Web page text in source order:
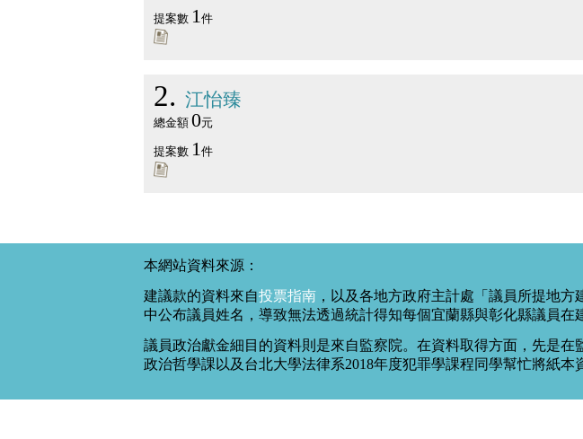
提案數 1件
2 江怡臻
總金額0元
提案數 1件
本網站資料來源：
建議款的資料來自投票指南 ，以及各地方政府主計處「議員所提地
中公布議員姓名，導致無法透過統計得知每個宜蘭縣與彰化縣議員在
議員政治獻金細目的資料則是來自監察院。在資料取得方面，先是
政治哲學課以及台北大學法律系2018年度犯罪學課程同學幫忙將紙本